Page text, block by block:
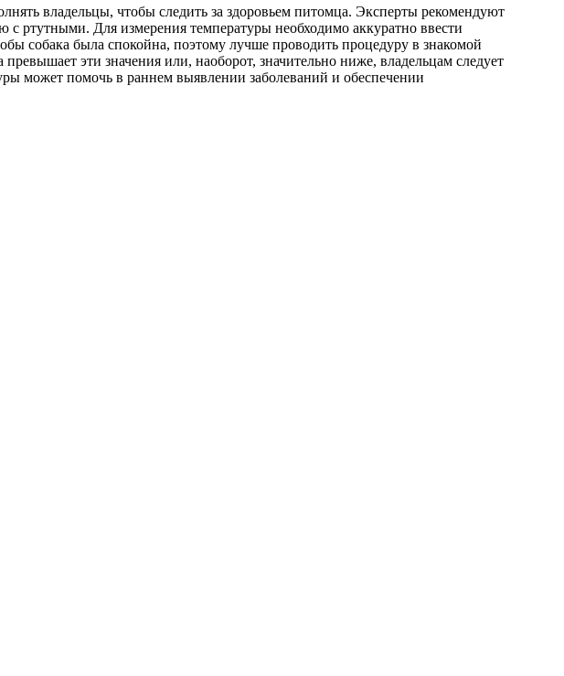
владельцы, чтобы следить за здоровьем питомца. Эксперты рекомендуют
с ртутными. Для измерения температуры необходимо аккуратно ввести
собака была спокойна, поэтому лучше проводить процедуру в знакомой
эти значения или, наоборот, значительно ниже, владельцам следует
может помочь в раннем выявлении заболеваний и обеспечении